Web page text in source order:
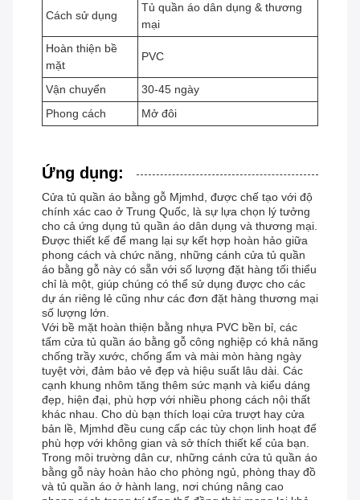
Cách sử dụng
Tủ quần áo dân dụng & thương
mại
Hoàn thiện bề
mặt
PVC
Vận chuyển
30-45 ngày
Phong cách
Mở đôi
Ứng dụng:
Cửa tủ quần áo bằng gỗ Mjmhd, được chế tạo với độ
chính xác cao ở Trung Quốc, là sự lựa chọn lý tưởng
cho cả ứng dụng tủ quần áo dân dụng và thương mại.
Được thiết kế để mang lại sự kết hợp hoàn hảo giữa
phong cách và chức năng, những cánh cửa tủ quần
áo bằng gỗ này có sẵn với số lượng đặt hàng tối thiểu
chỉ là một, giúp chúng có thể sử dụng được cho các
dự án riêng lẻ cũng như các đơn đặt hàng thương mại
số lượng lớn.
Với bề mặt hoàn thiện bằng nhựa PVC bền bỉ, các
tấm cửa tủ quần áo bằng gỗ công nghiệp có khả năng
chống trầy xước, chống ẩm và mài mòn hàng ngày
tuyệt vời, đảm bảo vẻ đẹp và hiệu suất lâu dài. Các
cạnh khung nhôm tăng thêm sức mạnh và kiểu dáng
đẹp, hiện đại, phù hợp với nhiều phong cách nội thất
khác nhau. Cho dù bạn thích loại cửa trượt hay cửa
bản lề, Mjmhd đều cung cấp các tùy chọn linh hoạt để
phù hợp với không gian và sở thích thiết kế của bạn.
Trong môi trường dân cư, những cánh cửa tủ quần áo
bằng gỗ này hoàn hảo cho phòng ngủ, phòng thay đồ
và tủ quần áo ở hành lang, nơi chúng nâng cao